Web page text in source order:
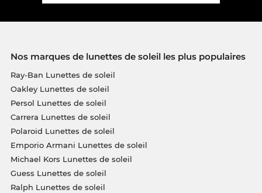
Nos marques de lunettes de soleil les plus populaires
Ray-Ban Lunettes de soleil
Oakley Lunettes de soleil
Persol Lunettes de soleil
Carrera Lunettes de soleil
Polaroid Lunettes de soleil
Emporio Armani Lunettes de soleil
Michael Kors Lunettes de soleil
Guess Lunettes de soleil
Ralph Lunettes de soleil